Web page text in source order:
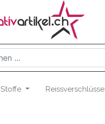
Stoffe Reissverschlüsse